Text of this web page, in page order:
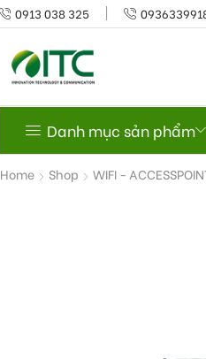
0913 038 325
Danh mục sản phẩm
Home Shop WIFI -